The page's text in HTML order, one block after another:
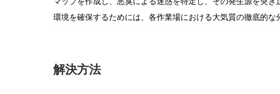
環境を確保するためには、各作業場における大気質の徹底的な
解決方法